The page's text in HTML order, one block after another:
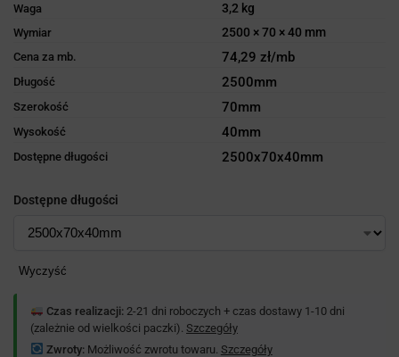
Waga 3,2 kg
Wymiar 2500 × 70 × 40 mm
Cena za mb. 74,29 zł/mb
Długość 2500mm
Szerokość 70mm
Wysokość 40mm
Dostępne długości 2500x70x40mm
Dostępne długości
Wyczyść
Czas realizacji:2-21 dni roboczych + czas dostawy 1-10 dni
(zależnie od wielkości paczki). Szczegóły
Zwroty:Możliwość zwrotu towaru. Szczegóły